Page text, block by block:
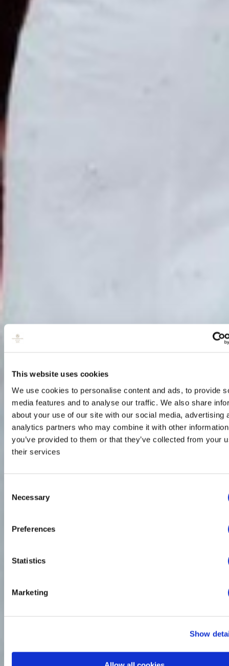
This website uses cookies
We use cookies to personalise content and ads, to provide
media features and to analyse our traffic. We also share
about your use of our site with our social media, advertising
analytics partners who may combine it with other
you’ve provided to them or that they’ve collected from your
their services
Selection
Necessary
Preferences
Statistics
Marketing
Show